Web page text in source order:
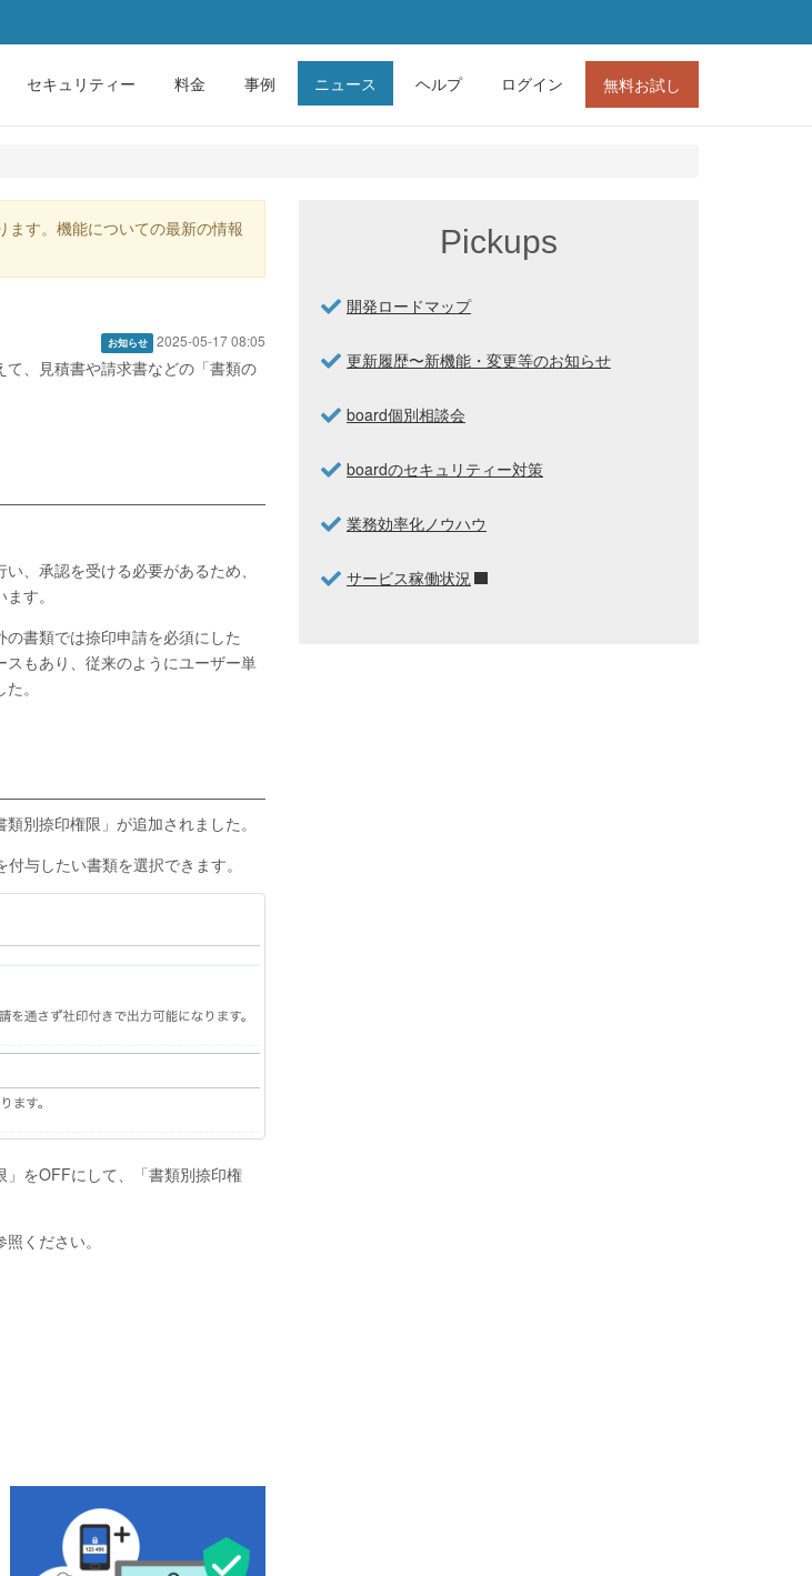
セキュリティー 料金 事例 ニュース ヘルプ ログイン 無料お試し
ます。機能についての最新の情報
お知らせ 2025-05-17 08:05
、見積書や請求書などの「書類の
、承認を受ける必要があるため、
す。
書類では捺印申請を必須にした
もあり、従来のようにユーザー単
。
別捺印権限」が追加されました。
与したい書類を選択できます。
をOFFにして、「書類別捺印権
ください。
Pickups
開発ロードマップ
更新履歴〜新機能・変更等のお知らせ
board個別相談会
boardのセキュリティー対策
業務効率化ノウハウ
サービス稼働状況